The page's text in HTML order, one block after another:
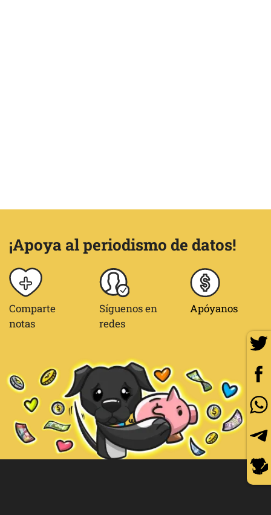
¡Apoya al periodismo de datos!
Comparte
notas
Síguenos en
redes
Apóyanos